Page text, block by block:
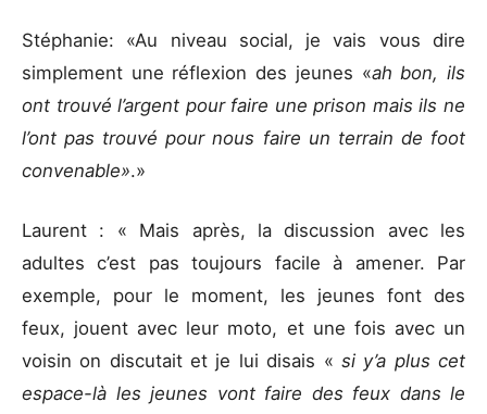
Stéphanie: «Au niveau social, je vais vous dire
simplement une réflexion des jeunes «ah bon, ils
ont trouvé l’argent pour faire une prison mais ils ne
l’ont pas trouvé pour nous faire un terrain de foot
convenable».»
Laurent : « Mais après, la discussion avec les
adultes c’est pas toujours facile à amener. Par
exemple, pour le moment, les jeunes font des
feux, jouent avec leur moto, et une fois avec un
voisin on discutait et je lui disais « si y’a plus cet
espace-là les jeunes vont faire des feux dans le